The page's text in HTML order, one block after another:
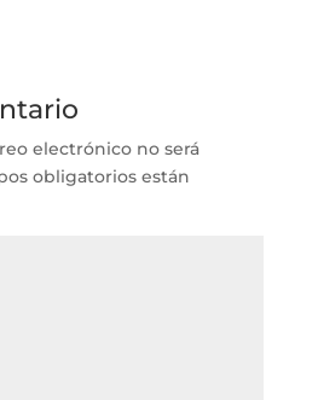
electrónico no será
obligatorios están